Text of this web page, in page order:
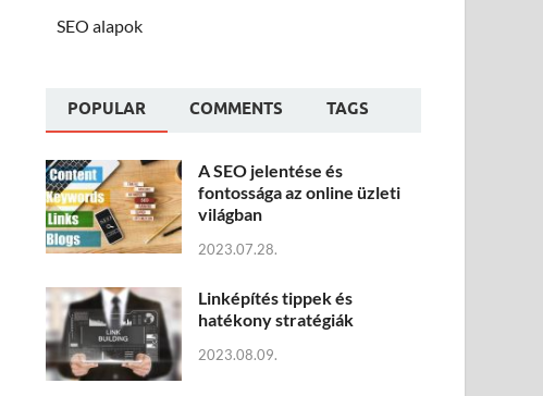
SEO alapok
POPULAR COMMENTS TAGS
A SEO jelentése és
fontossága az online üzleti
világban
2023.07.28.
Linképítés tippek és
hatékony stratégiák
2023.08.09.